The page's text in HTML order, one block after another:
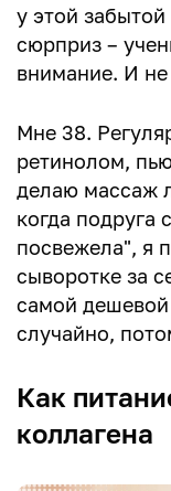
у этой
сюрприз –
внимание. И не
Мне 38.
ретинолом,
делаю массаж
когда подруга
посвежела", я
сыворотке за
самой
случайно,
Как
коллагена